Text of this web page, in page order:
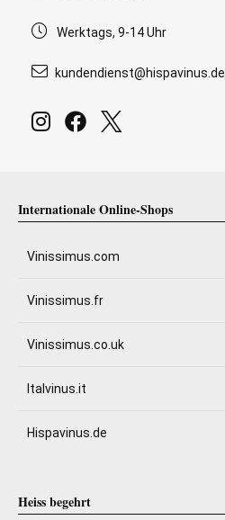
Werktags, 9-14 Uhr
kundendienst@hispavinus.de
Internationale Online-Shops
Vinissimus.com
Vinissimus.fr
Vinissimus.co.uk
Italvinus.it
Hispavinus.de
Heiss begehrt